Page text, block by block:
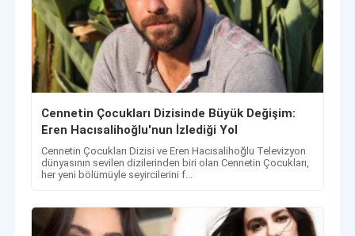
Cennetin Çocukları Dizisinde Büyük Değişim:
Eren Hacısalihoğlu'nun İzlediği Yol
Cennetin Çocukları Dizisi ve Eren Hacısalihoğlu Televizyon
dünyasının sevilen dizilerinden biri olan Cennetin Çocukları,
her yeni bölümüyle seyircilerini f...